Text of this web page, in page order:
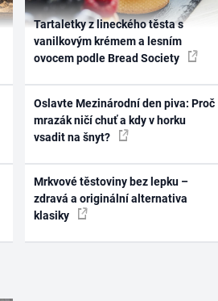
Tartaletky z lineckého těsta s
vanilkovým krémem a lesním
ovocem podle Bread Society
Oslavte Mezinárodní den piva: Proč
mrazák ničí chuť a kdy v horku
vsadit na šnyt?
Mrkvové těstoviny bez lepku –
zdravá a originální alternativa
klasiky